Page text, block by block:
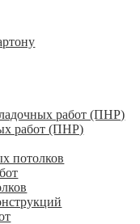
работ (ПНР)
работ (ПНР)
потолков